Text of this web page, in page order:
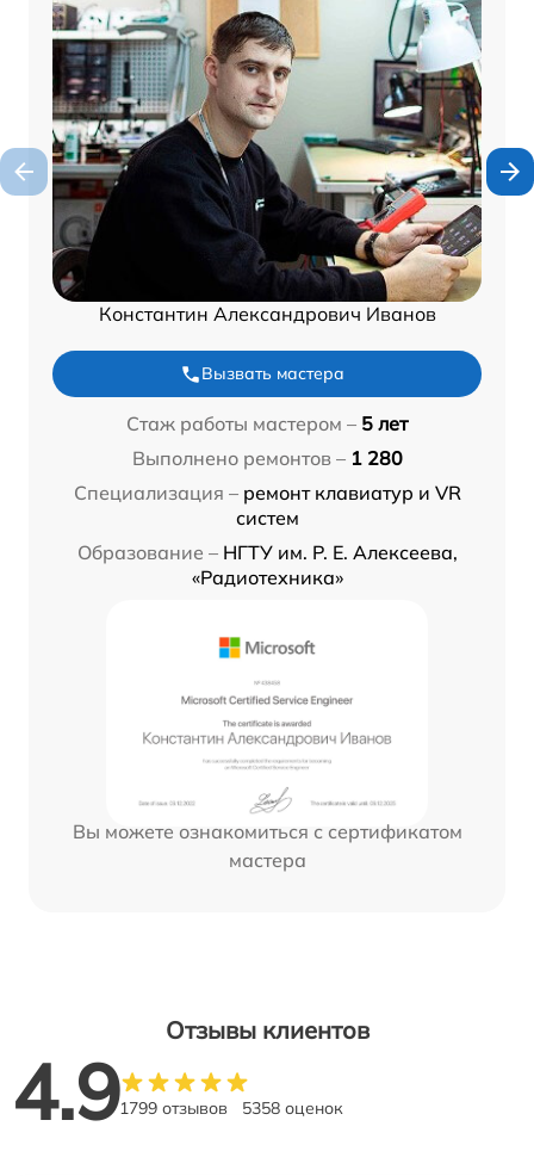
Константин Александрович Иванов
Вызвать мастера
Стаж работы мастером – 5 лет
Выполнено ремонтов – 1 280
Специализация – ремонт клавиатур и VR
систем
Образование – НГТУ им. Р. Е. Алексеева,
«Радиотехника»
Вы можете ознакомиться с сертификатом
мастера
Отзывы клиентов
4.91799 отзывов 5358 оценок